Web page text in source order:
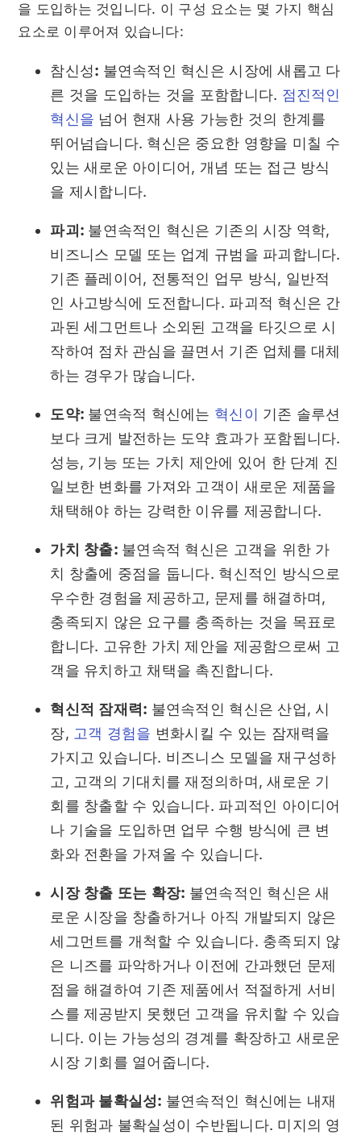
을 도입하는 것입니다. 이 구성 요소는 몇 가지 핵심
요소로 이루어져 있습니다:
참신성: 불연속적인 혁신은 시장에 새롭고 다
른 것을 도입하는 것을 포함합니다. 점진적인
혁신을 넘어 현재 사용 가능한 것의 한계를
뛰어넘습니다. 혁신은 중요한 영향을 미칠 수
있는 새로운 아이디어, 개념 또는 접근 방식
을 제시합니다.
파괴: 불연속적인 혁신은 기존의 시장 역학,
비즈니스 모델 또는 업계 규범을 파괴합니다.
기존 플레이어, 전통적인 업무 방식, 일반적
인 사고방식에 도전합니다. 파괴적 혁신은 간
과된 세그먼트나 소외된 고객을 타깃으로 시
작하여 점차 관심을 끌면서 기존 업체를 대체
하는 경우가 많습니다.
도약: 불연속적 혁신에는 혁신이 기존 솔루션
보다 크게 발전하는 도약 효과가 포함됩니다.
성능, 기능 또는 가치 제안에 있어 한 단계 진
일보한 변화를 가져와 고객이 새로운 제품을
채택해야 하는 강력한 이유를 제공합니다.
가치 창출:불연속적 혁신은 고객을 위한 가
치 창출에 중점을 둡니다. 혁신적인 방식으로
우수한 경험을 제공하고, 문제를 해결하며,
충족되지 않은 요구를 충족하는 것을 목표로
합니다. 고유한 가치 제안을 제공함으로써 고
객을 유치하고 채택을 촉진합니다.
혁신적 잠재력: 불연속적인 혁신은 산업, 시
장, 고객 경험을 변화시킬 수 있는 잠재력을
가지고 있습니다. 비즈니스 모델을 재구성하
고, 고객의 기대치를 재정의하며, 새로운 기
회를 창출할 수 있습니다. 파괴적인 아이디어
나 기술을 도입하면 업무 수행 방식에 큰 변
화와 전환을 가져올 수 있습니다.
시장 창출 또는 확장: 불연속적인 혁신은 새
로운 시장을 창출하거나 아직 개발되지 않은
세그먼트를 개척할 수 있습니다. 충족되지 않
은 니즈를 파악하거나 이전에 간과했던 문제
점을 해결하여 기존 제품에서 적절하게 서비
스를 제공받지 못했던 고객을 유치할 수 있습
니다. 이는 가능성의 경계를 확장하고 새로운
시장 기회를 열어줍니다.
위험과 불확실성: 불연속적인 혁신에는 내재
된 위험과 불확실성이 수반됩니다. 미지의 영